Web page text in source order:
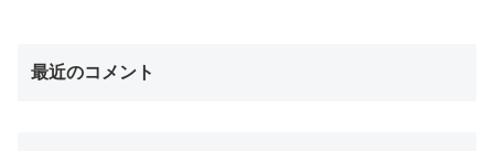
最近のコメント